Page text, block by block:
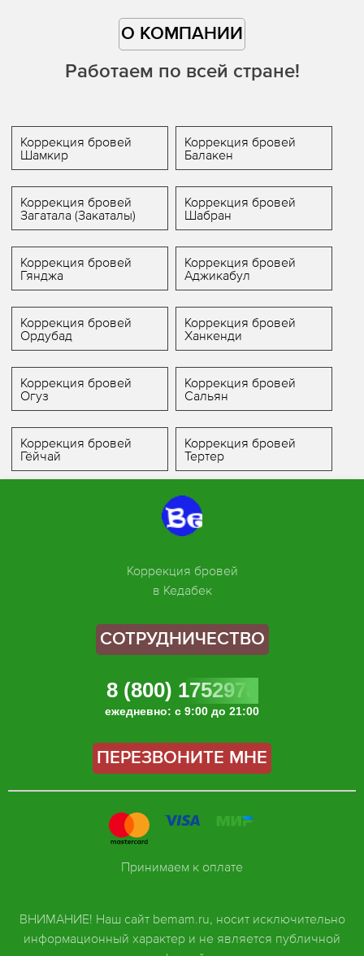
О КОМПАНИИ
Работаем по всей стране!
Коррекция бровей
Шамкир
Коррекция бровей
Балакен
Коррекция бровей
Загатала (Закаталы)
Коррекция бровей
Шабран
Коррекция бровей
Гянджа
Коррекция бровей
Аджикабул
Коррекция бровей
Ордубад
Коррекция бровей
Ханкенди
Коррекция бровей
Огуз
Коррекция бровей
Сальян
Коррекция бровей
Гёйчай
Коррекция бровей
Тертер
Коррекция бровей
в Кедабек
СОТРУДНИЧЕСТВО
8 (800) 1752978
ежедневно: с 9:00 до 21:00
ПЕРЕЗВОНИТЕ МНЕ
ВНИМАНИЕ! Наш сайт bemam.ru, носит исключительно
информационный характер и не является публичной
Принимаем к оплате